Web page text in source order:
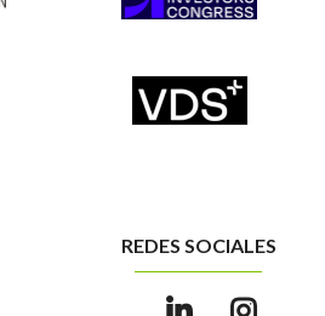
REDES SOCIALES